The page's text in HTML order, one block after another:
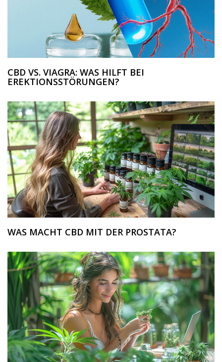
CBD VS. VIAGRA: WAS HILFT BEI
EREKTIONSSTÖRUNGEN?
WAS MACHT CBD MIT DER PROSTATA?